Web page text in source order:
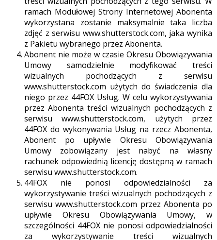
ramach Modułowej Strony Internetowej Abonenta
wykorzystana zostanie maksymalnie taka liczba
zdjęć z serwisu www.shutterstock.com, jaka wynika
z Pakietu wybranego przez Abonenta.
Abonent nie może w czasie Okresu Obowiązywania
Umowy samodzielnie modyfikować treści
wizualnych pochodzących z serwisu
www.shutterstock.com użytych do świadczenia dla
niego przez 44FOX Usług. W celu wykorzystywania
przez Abonenta treści wizualnych pochodzących z
serwisu www.shutterstock.com, użytych przez
44FOX do wykonywania Usług na rzecz Abonenta,
Abonent po upływie Okresu Obowiązywania
Umowy zobowiązany jest nabyć na własny
rachunek odpowiednią licencję dostępną w ramach
serwisu www.shutterstock.com.
44FOX nie ponosi odpowiedzialności za
wykorzystywanie treści wizualnych pochodzących z
serwisu www.shutterstock.com przez Abonenta po
upływie Okresu Obowiązywania Umowy, w
szczególności 44FOX nie ponosi odpowiedzialności
za wykorzystywanie treści wizualnych